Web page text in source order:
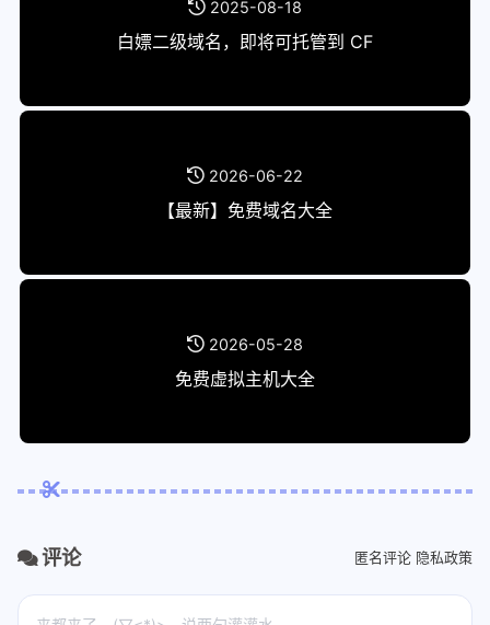
2025-08-18
白嫖二级域名，即将可托管到 CF
2026-06-22
【最新】免费域名大全
2026-05-28
免费虚拟主机大全
评论 匿名评论 隐私政策